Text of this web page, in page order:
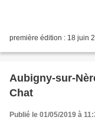
première édition : 18 juin
Aubigny-sur-
Chat
Publié le 01/05/2019 à